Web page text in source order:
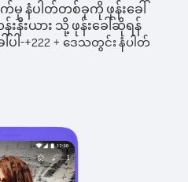
မှ နံပါတ်တစ်ခုကို ဖုန်းခေါ်
းနီးယား သို့ ဖုန်းခေါ်ဆိုရန်
ပါ-+222 + ဒေသတွင်း နံပါတ်